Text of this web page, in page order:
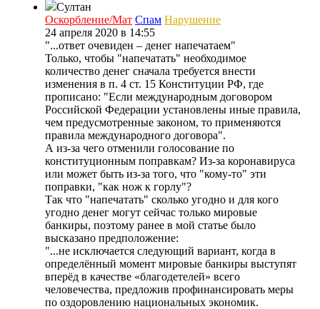
Султан
Оскорбление/Мат Спам Нарушение
24 апреля 2020 в 14:55
"...ответ очевиден – денег напечатаем"
Только, чтобы "напечатать" необходимое
количество денег сначала требуется внести
изменения в п. 4 ст. 15 Конституции РФ, где
прописано: "Если международным договором
Российской Федерации установлены иные правила,
чем предусмотренные законом, то применяются
правила международного договора".
А из-за чего отменили голосование по
конституционным поправкам? Из-за коронавируса
или может быть из-за того, что "кому-то" эти
поправки, "как нож к горлу"?
Так что "напечатать" сколько угодно и для кого
угодно денег могут сейчас только мировые
банкиры, поэтому ранее в мой статье было
высказано предположение:
"...не исключается следующий вариант, когда в
определённый момент мировые банкиры выступят
вперёд в качестве «благодетелей» всего
человечества, предложив профинансировать меры
по оздоровлению национальных экономик.